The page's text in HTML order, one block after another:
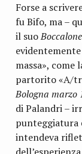
Forse a
fu Bifo, ma –
il suoBoccalone
massa», come
partorito «A/
Bologna
di Palandri –
punteggiatura
intendeva